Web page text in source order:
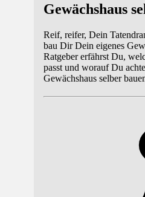
Gewächshaus
Reif, reifer, Dein
bau Dir Dein eigenes
Ratgeber erfährst Du,
passt und worauf Du
Gewächshaus selber